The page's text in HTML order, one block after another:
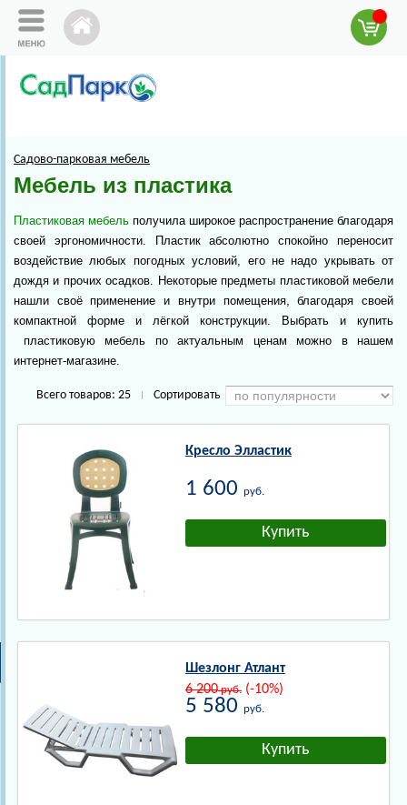
Садово-парковая мебель
Мебель из пластика
Пластиковая мебель получила широкое распространение благодаря
своей эргономичности. Пластик абсолютно спокойно переносит
воздействие любых погодных условий, его не надо укрывать от
дождя и прочих осадков. Некоторые предметы пластиковой мебели
нашли своё применение и внутри помещения, благодаря своей
компактной форме и лёгкой конструкции. Выбрать и купить
пластиковую мебель по актуальным ценам можно в нашем
интернет-магазине.
Всего товаров: 25 Сортировать
Кресло Элластик
1 600 руб.
Шезлонг Атлант
6 200руб.(-10%)
5 580 руб.